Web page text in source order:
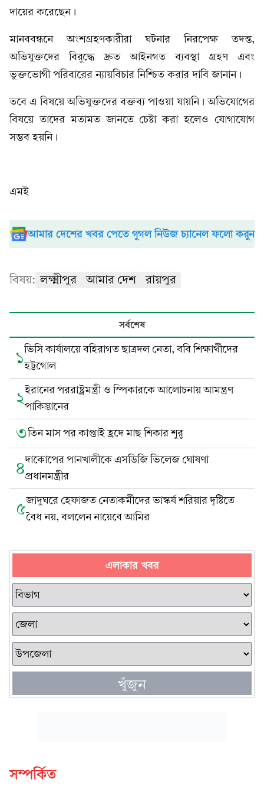
দায়ের করেছেন ।
‎মানববন্ধনে অংশগ্রহণকারীরা ঘটনার নিরপেক্ষ তদন্ত,
অভিযুক্তদের বিরুদ্ধে দ্রুত আইনগত ব্যবস্থা গ্রহণ এবং
ভুক্তভোগী পরিবারের ন্যায়বিচার নিশ্চিত করার দাবি জানান।
‎তবে এ বিষয়ে অভিযুক্তদের বক্তব্য পাওয়া যায়নি। অভিযোগের
বিষয়ে তাদের মতামত জানতে চেষ্টা করা হলেও যোগাযোগ
সম্ভব হয়নি।
‎এমই
আমার দেশের খবর পেতে গুগল নিউজ চ্যানেল ফলো করুন
বিষয়: লক্ষ্মীপুর আমার দেশ রায়পুর
সর্বশেষ
১ভিসি কার্যালয়ে বহিরাগত ছাত্রদল নেতা, ববি শিক্ষার্থীদের
হট্টগোল
২ইরানের পররাষ্ট্রমন্ত্রী ও স্পিকারকে আলোচনায় আমন্ত্রণ
পাকিস্তানের
৩তিন মাস পর কাপ্তাই হ্রদে মাছ শিকার শুরু
৪দাকোপের পানখালীকে এসডিজি ভিলেজ ঘোষণা
প্রধানমন্ত্রীর
৫জাদুঘরে হেফাজত নেতাকর্মীদের ভাস্কর্য শরিয়ার দৃষ্টিতে
বৈধ নয়, বললেন নায়েবে আমির
এলাকার খবর
খুঁজুন
সম্পর্কিত